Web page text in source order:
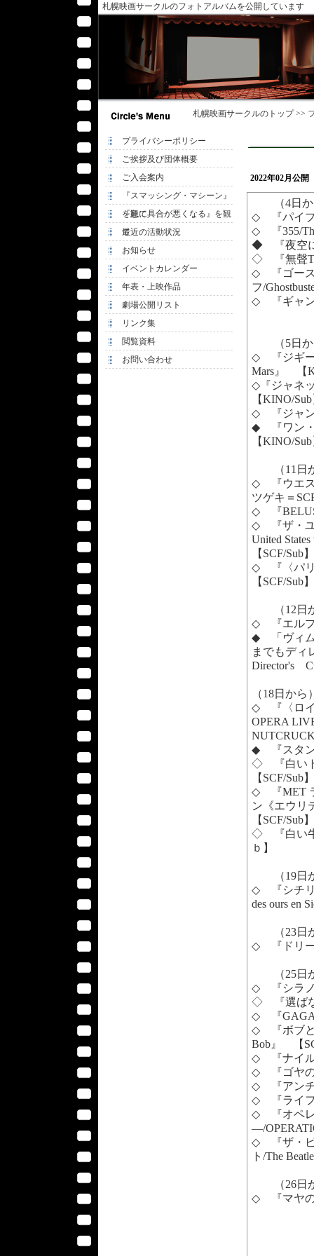
札幌映画サークルのフォトアルバムを公開しています
札幌映画サークルのトップ >>
2022年02月公
（4日か
◇ 『パイプ
◇ 『355/
◆ 『夜空に
◇ 『無聲
◇ 『ゴース
フ/
◇ 『ギャン
（5日か
◇ 『ジギー
Mars』 【
◇『ジャネ
【KINO/
◇ 『ジャン
◆ 『ワン・
【KINO/
（11日
◇ 『ウエス
ツゲキ＝
◇ 『
◇ 『ザ・ユ
United
【SCF/Sub】
◇ 『〈パリ
【SCF/
（12日
◇ 『エルプ
◆ 「ヴィム
までもディ
Director's
（18日から
◇ 『〈ロイ
OPERA
◆ 『スタン
◇ 『白いト
【SCF/Sub】
◇ 『MET
ン《エウリ
【SCF/Sub】
◇ 『白い牛
ｂ】
（19日
◇ 『シチリ
des ours en
（23日
◇ 『ドリー
（25日
◇ 『シラノ
◇ 『選ばな
◇ 『
◇ 『ボブと
Bob』 【
◇ 『ナイ
◇ 『ゴヤの
◇ 『アンチ
◇ 『ライフ
◇ 『オペレ
―/
◇ 『ザ・ビ
ト/The
（26日
◇ 『マヤの
プライバシーポリシー
ご挨拶及び団体概要
ご入会案内
『スマッシング・マシーン』
を観て
『急に具合が悪くなる』を観
て
最近の活動状況
お知らせ
イベントカレンダー
年表・上映作品
劇場公開リスト
リンク集
閲覧資料
お問い合わせ